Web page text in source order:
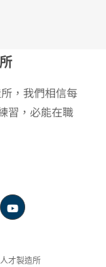
，我們相信每
習，必能在職
才製造所